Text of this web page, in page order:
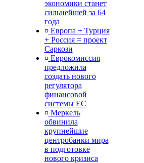
экономики станет
сильнейшей за 64
года
¤ Европа + Турция
+ Россия = проект
Саркози
¤ Еврокомиссия
предложила
создать нового
регулятора
финансовой
системы ЕС
¤ Меркель
обвинила
крупнейшие
центробанки мира
в подготовке
нового кризиса